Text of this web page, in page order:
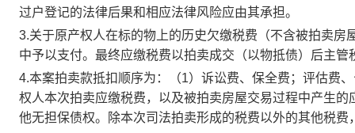
过户登记的法律后果和相应法律风险应由其承担。
3.关于原产权人在标的物上的历史欠缴税费（不含被拍卖房
中予以支付。 最终应缴税费以拍卖成交（以物抵债）后主管
4.本案拍卖款抵扣顺序为：（1）诉讼费、保全费；评估费
权人本次拍卖应缴税费， 以及被拍卖房屋交易过程中产生的
他无担保债权。除本次司法拍卖形成的税费以外的其他税费